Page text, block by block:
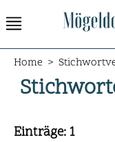
Home >
Einträge: 1